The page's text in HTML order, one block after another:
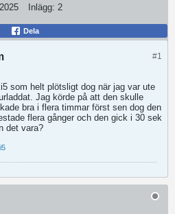
Inlägg: 2
Dela
#1
som helt plötsligt dog när jag var ute
Jag körde på att den skulle
bra i flera timmar först sen dog den
flera gånger och den gick i 30 sek
det vara?